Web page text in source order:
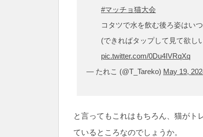
#マッチョ猫大会
コタツで水を飲む後ろ姿はいつ
(できればタップして見て欲し
pic.twitter.com/0Du4IVRqXq
— たれこ (@T_Tareko) May 19,
と言ってもこれはもちろん、猫がト
ているところなのでしょうか。